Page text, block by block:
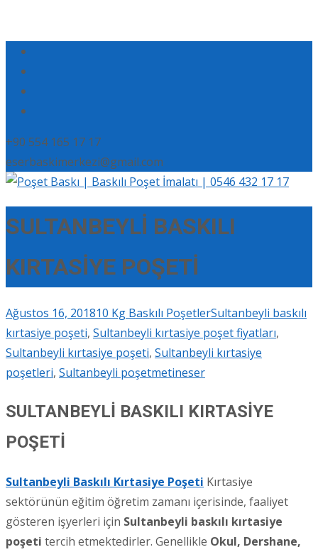
+90 554 165 17 17
eserbaskimerkezi@gmail.com
SULTANBEYLİ BASKILI
KIRTASİYE POŞETİ
Ağustos 16, 201810 Kg Baskılı PoşetlerSultanbeyli baskılı
kırtasiye poşeti, Sultanbeyli kırtasiye poşet fiyatları,
Sultanbeyli kırtasiye poşeti, Sultanbeyli kırtasiye
poşetleri, Sultanbeyli poşetmetineser
SULTANBEYLİ BASKILI KIRTASİYE
POŞETİ
Sultanbeyli Baskılı Kırtasiye Poşeti Kırtasiye
sektörünün eğitim öğretim zamanı içerisinde, faaliyet
gösteren işyerleri için Sultanbeyli baskılı kırtasiye
poşeti tercih etmektedirler. Genellikle Okul, Dershane,